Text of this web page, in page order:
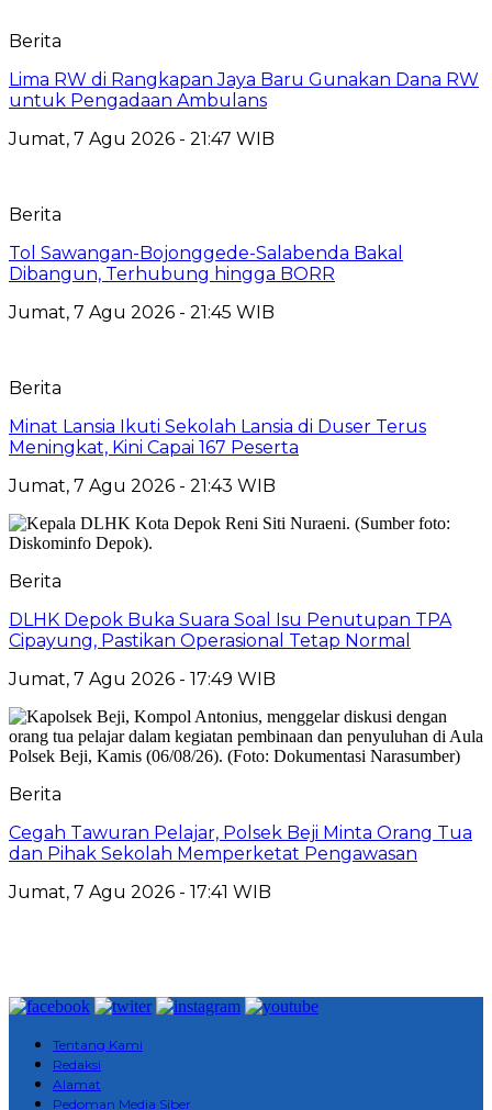
Berita
Lima RW di Rangkapan Jaya Baru Gunakan Dana RW
untuk Pengadaan Ambulans
Jumat, 7 Agu 2026 - 21:47 WIB
Berita
Tol Sawangan-Bojonggede-Salabenda Bakal
Dibangun, Terhubung hingga BORR
Jumat, 7 Agu 2026 - 21:45 WIB
Berita
Minat Lansia Ikuti Sekolah Lansia di Duser Terus
Meningkat, Kini Capai 167 Peserta
Jumat, 7 Agu 2026 - 21:43 WIB
Berita
DLHK Depok Buka Suara Soal Isu Penutupan TPA
Cipayung, Pastikan Operasional Tetap Normal
Jumat, 7 Agu 2026 - 17:49 WIB
Berita
Cegah Tawuran Pelajar, Polsek Beji Minta Orang Tua
dan Pihak Sekolah Memperketat Pengawasan
Jumat, 7 Agu 2026 - 17:41 WIB
Tentang Kami
Redaksi
Alamat
Pedoman Media Siber